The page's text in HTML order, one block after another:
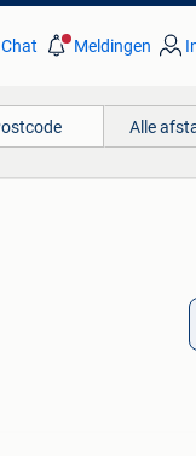
Chat Meldingen
Alle